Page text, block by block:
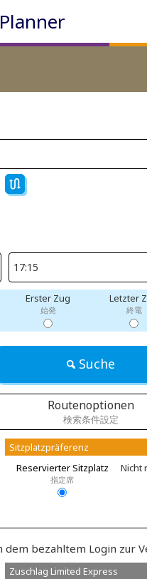
Erster Zug
始発
Letzter
終電
Suche
Routenoptionen
検索条件設定
Sitzplatzpräferenz
Reservierter Sitzplatz
指定席
Nicht
dem bezahltem Login zur
Zuschlag Limited Express